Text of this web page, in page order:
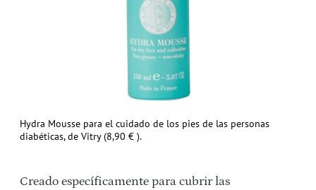
Hydra Mousse para el cuidado de los pies de las personas
diabéticas, de Vitry (8,90 € ).
Creado específicamente para cubrir las